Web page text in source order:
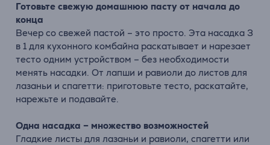
Готовьте свежую домашнюю пасту от начала до
конца
Вечер со свежей пастой – это просто. Эта насадка 3
в 1 для кухонного комбайна раскатывает и нарезает
тесто одним устройством – без необходимости
менять насадки. От лапши и равиоли до листов для
лазаньи и спагетти: приготовьте тесто, раскатайте,
нарежьте и подавайте.
Одна насадка – множество возможностей
Гладкие листы для лазаньи и равиоли, спагетти или